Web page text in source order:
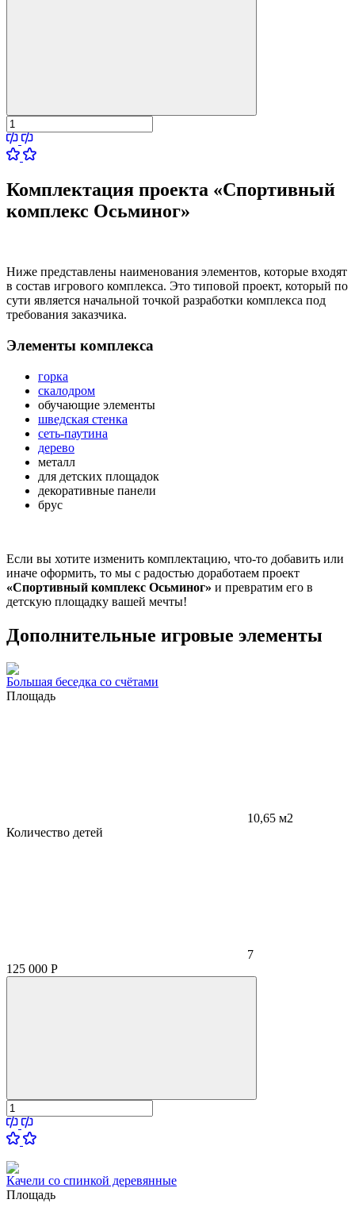
Комплектация проекта «Спортивный
комплекс Осьминог»
Ниже представлены наименования элементов, которые входят
в состав игрового комплекса. Это типовой проект, который по
сути является начальной точкой разработки комплекса под
требования заказчика.
Элементы комплекса
горка
скалодром
обучающие элементы
шведская стенка
сеть-паутина
дерево
металл
для детских площадок
декоративные панели
брус
Если вы хотите изменить комплектацию, что-то добавить или
иначе оформить, то мы с радостью доработаем проект
«Спортивный комплекс Осьминог» и превратим его в
детскую площадку вашей мечты!
Дополнительные игровые элементы
Большая беседка со счётами
Площадь
10,65 м2
Количество детей
7
125 000 Р
Качели со спинкой деревянные
Площадь